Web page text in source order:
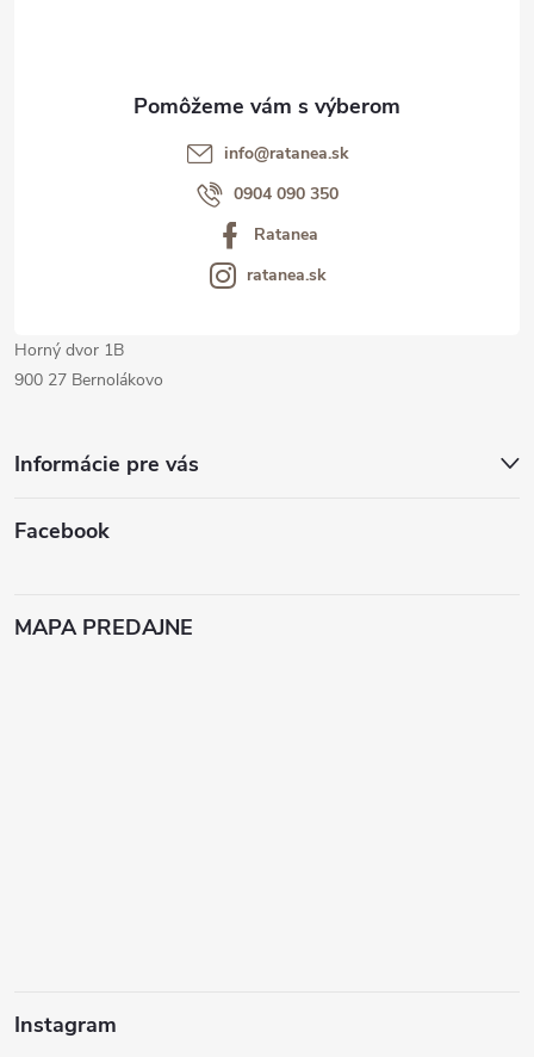
Informácie pre vás
Facebook
info@ratanea.sk
0904 090 350
Ratanea
ratanea.sk
Horný dvor 1B
900 27 Bernolákovo
MAPA PREDAJNE
Instagram